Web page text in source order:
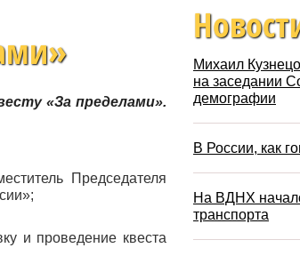
«За пределами».
Председателя
и проведение квеста
Михаил
на заседании
демографии
В России, как
На ВДНХ
транспорта